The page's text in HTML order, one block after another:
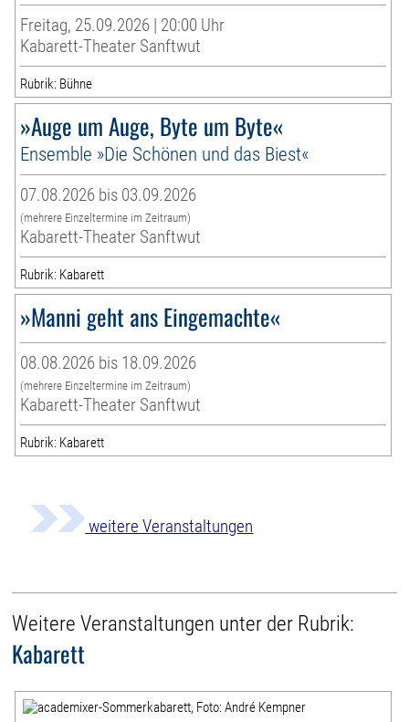
Freitag, 25.09.2026 | 20:00 Uhr
Kabarett-Theater Sanftwut
Rubrik: Bühne
»Auge um Auge, Byte um Byte«
Ensemble »Die Schönen und das Biest«
07.08.2026 bis 03.09.2026
(mehrere Einzeltermine im Zeitraum)
Kabarett-Theater Sanftwut
Rubrik: Kabarett
»Manni geht ans Eingemachte«
08.08.2026 bis 18.09.2026
(mehrere Einzeltermine im Zeitraum)
Kabarett-Theater Sanftwut
Rubrik: Kabarett
weitere Veranstaltungen
Weitere Veranstaltungen unter der Rubrik:
Kabarett